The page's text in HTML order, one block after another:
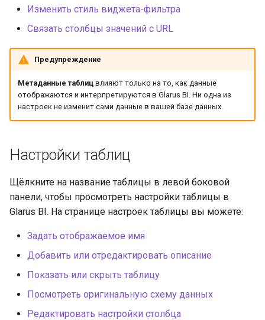
о
и
Изменить стиль виджета-фильтра
Связать столбцы значений с URL
Предупреждение
Метаданные таблицвлияют только на то, как данные
отображаются и интерпретируются в Glarus BI. Ни одна из
настроек не изменит сами данные в вашей базе данных.
Настройки таблиц
Щёлкните на название таблицы в левой боковой
панели, чтобы просмотреть настройки таблицы в
Glarus BI. На странице настроек таблицы вы можете:
Задать отображаемое имя
Добавить или отредактировать описание
Показать или скрыть таблицу
Посмотреть оригинальную схему данных
Редактировать настройки столбца